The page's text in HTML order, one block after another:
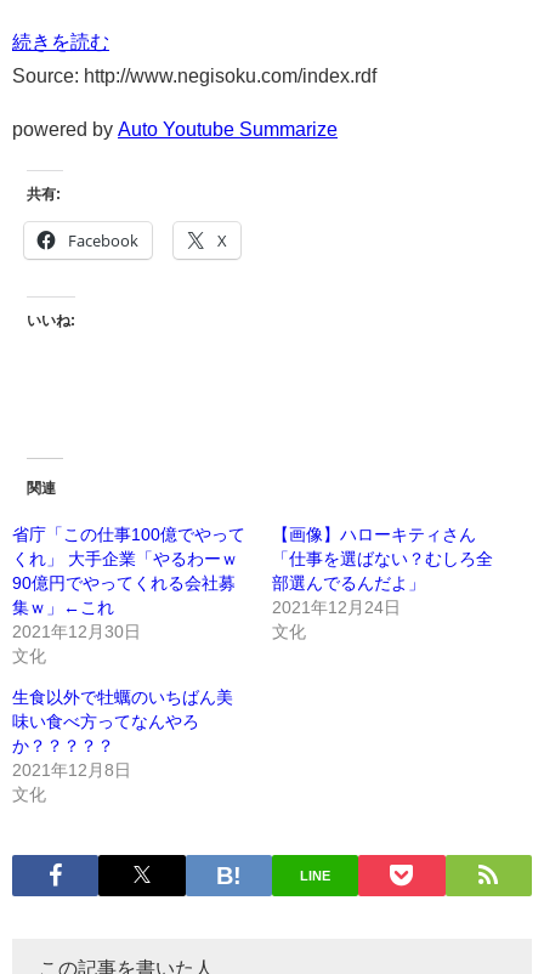
続きを読む
Source: http://www.negisoku.com/index.rdf
powered by Auto Youtube Summarize
共有:
Facebook X
いいね:
関連
省庁「この仕事100億でやって
くれ」 大手企業「やるわーｗ
90億円でやってくれる会社募
集ｗ」←これ
2021年12月30日
文化
【画像】ハローキティさん
「仕事を選ばない？むしろ全
部選んでるんだよ」
2021年12月24日
文化
生食以外で牡蠣のいちばん美
味い食べ方ってなんやろ
か？？？？？
2021年12月8日
文化
LINE
この記事を書いた人